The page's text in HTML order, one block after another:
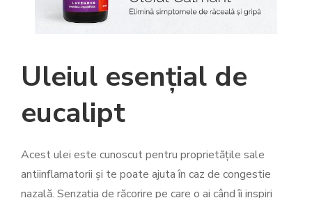
Uleiul esențial de
eucalipt
Acest ulei este cunoscut pentru proprietățile sale
antiinflamatorii și te poate ajuta în caz de congestie
nazală. Senzația de răcorire pe care o ai când îi inspiri